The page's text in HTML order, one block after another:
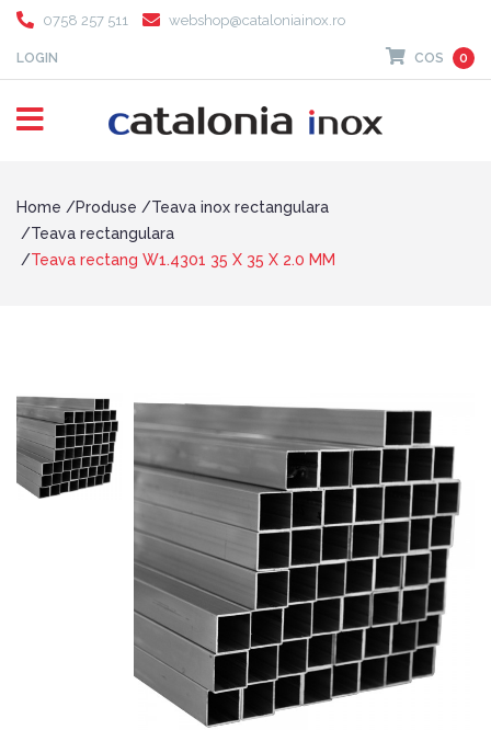
0758 257 511 webshop@cataloniainox.ro
LOGIN COS 0
Home Produse
Teava inox rectangulara
Teava rectangulara
Teava rectang W1.4301 35 X 35 X 2.0 MM